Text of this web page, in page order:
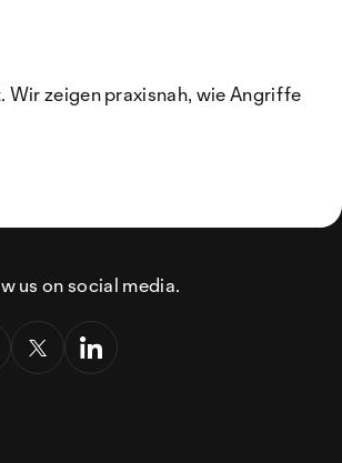
Wir zeigen praxisnah, wie Angriffe
us on social media.